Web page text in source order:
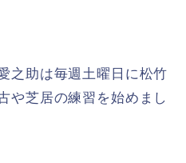
之助は毎週土曜日に松竹
や芝居の練習を始めまし